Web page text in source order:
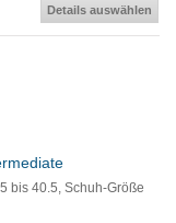
Details auswählen
bis 40.5, Schuh-Größe